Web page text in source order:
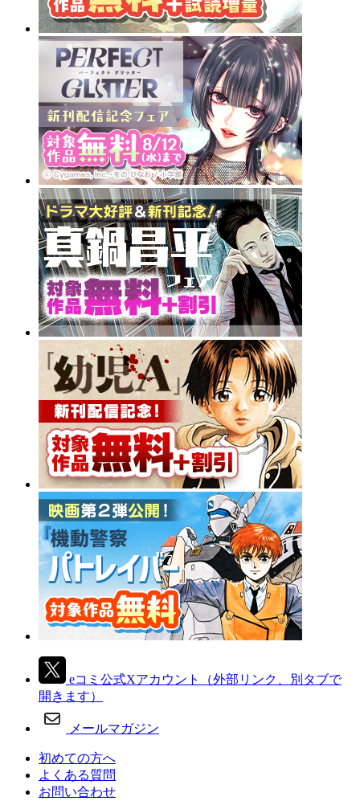
eコミ公式Xアカウント
（外部リンク、別タブで
開きます）
メールマガジン
初めての方へ
よくある質問
お問い合わせ